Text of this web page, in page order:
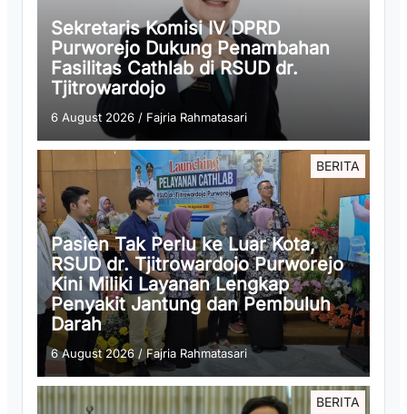
Sekretaris Komisi IV DPRD
Purworejo Dukung Penambahan
Fasilitas Cathlab di RSUD dr.
Tjitrowardojo
6 August 2026 / Fajria Rahmatasari
BERITA
Pasien Tak Perlu ke Luar Kota,
RSUD dr. Tjitrowardojo Purworejo
Kini Miliki Layanan Lengkap
Penyakit Jantung dan Pembuluh
Darah
6 August 2026 /Fajria Rahmatasari
BERITA